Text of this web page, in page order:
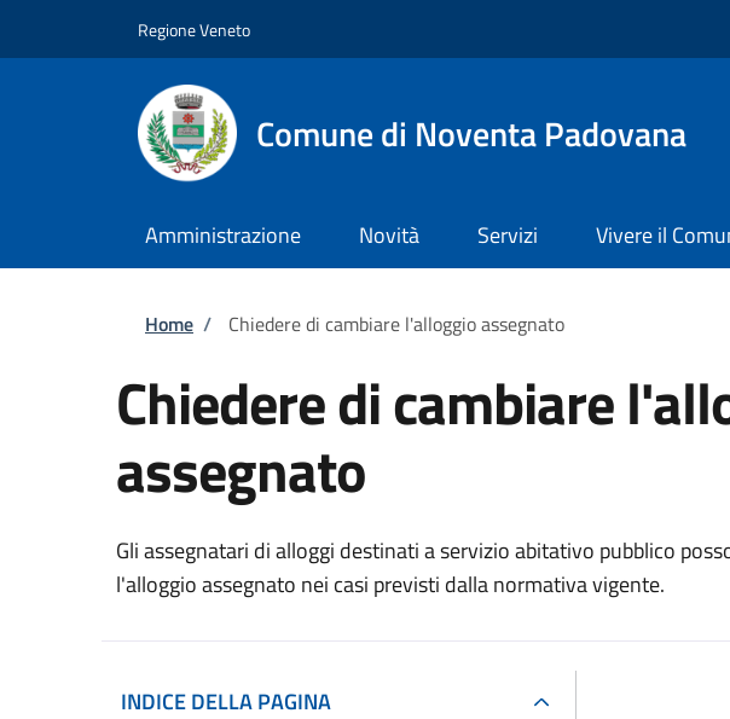
Regione Veneto
Comune di Noventa Padovana
Amministrazione Novità Servizi Vivere il
Briciole di pane
Home / Chiedere di cambiare l'alloggio assegnato
Chiedere di cambiare
assegnato
Gli assegnatari di alloggi destinati a servizio abitativo pubblico
l'alloggio assegnato nei casi previsti dalla normativa vigente.
INDICE DELLA PAGINA